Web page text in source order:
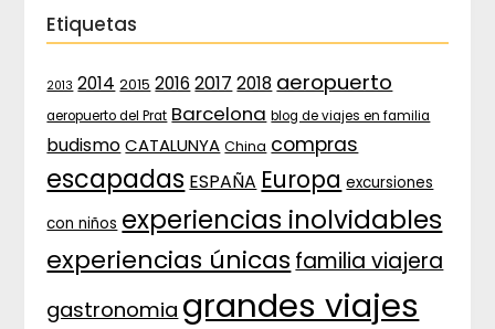
Etiquetas
2013 2014 2015 2016 2017 2018 aeropuerto
aeropuerto del Prat Barcelona blog de viajes en familia
budismo CATALUNYA China compras
escapadas ESPAÑA Europa excursiones
con niños experiencias inolvidables
experiencias únicas familia viajera
gastronomia grandes viajes